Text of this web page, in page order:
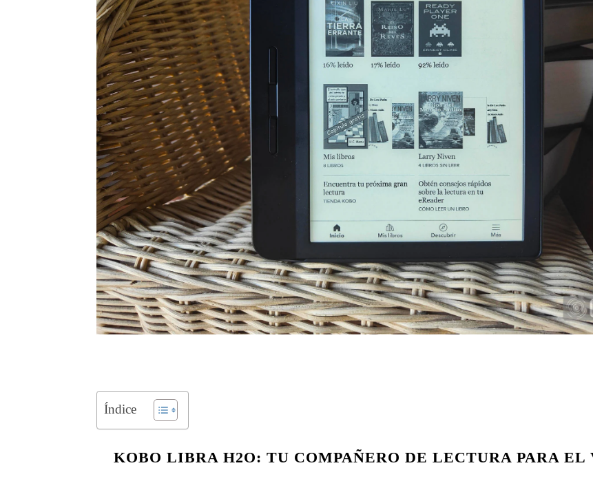
Índice
KOBO LIBRA H2O: TU COMPAÑERO DE LECTURA PARA EL